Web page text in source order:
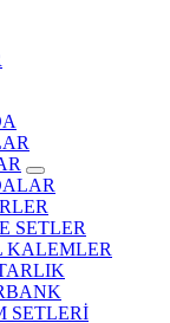
Hediyelik
SETLER
KALEMLER
SETLERİ